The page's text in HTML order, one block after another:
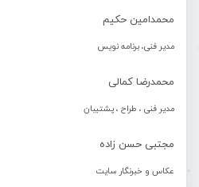
محمدامین حکیم
مدیر فنی، برنامه نویس
محمدرضا کمالی
مدیر فنی ، طراح ، پشتیبان
مجتبی حسن زاده
عکاس و خبرنگار سایت